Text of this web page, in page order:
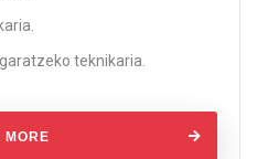
teknikaria.
MORE